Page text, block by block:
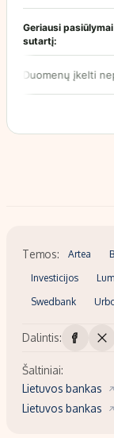
Temos: Artea
Investicijos
Swedbank
Dalintis:
Šaltiniai:
Lietuvos bankas
Lietuvos bankas